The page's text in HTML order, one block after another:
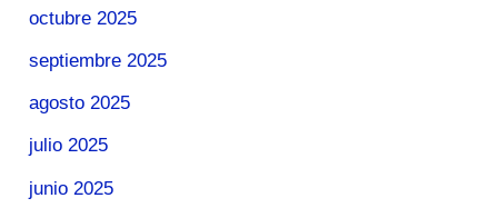
octubre 2025
septiembre 2025
agosto 2025
julio 2025
junio 2025